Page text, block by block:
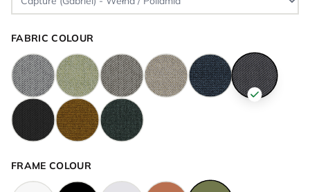
FABRIC COLOUR
FRAME COLOUR